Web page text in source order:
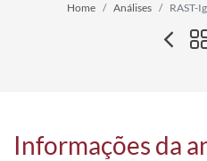
Home Análises RAST-
Informações da